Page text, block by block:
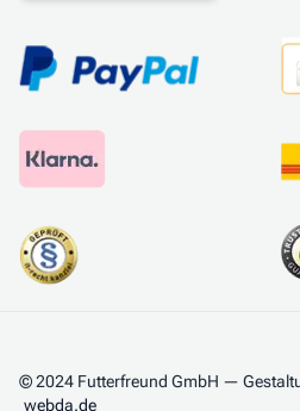
© 2024 Futterfreund GmbH —
webda.de